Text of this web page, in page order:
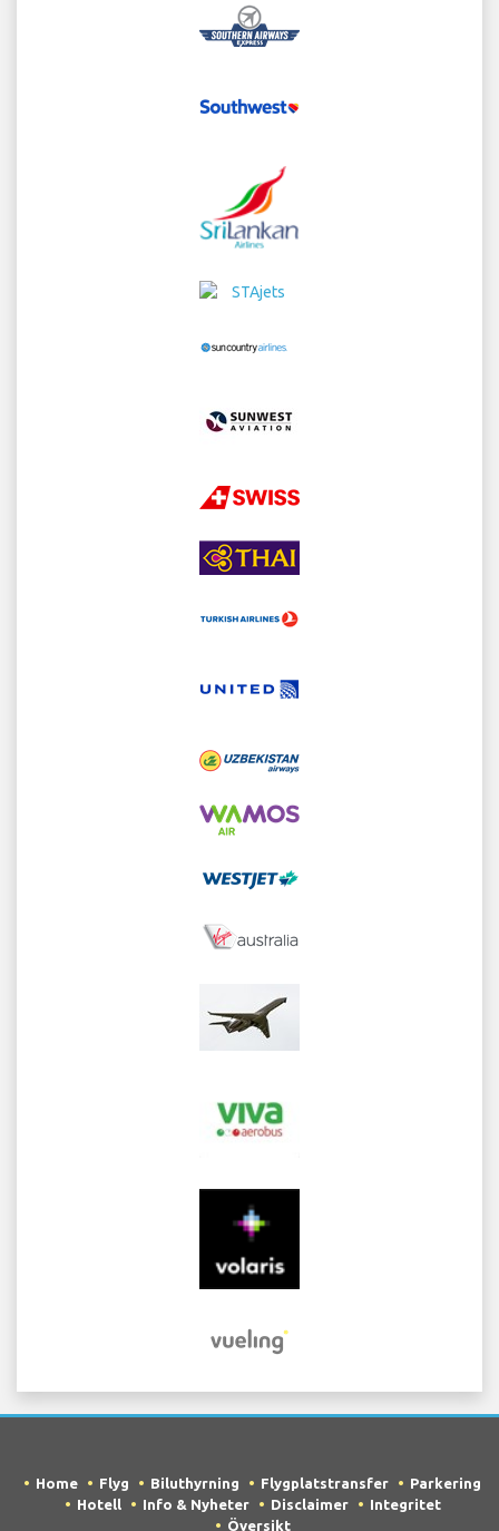
Home Flyg Biluthyrning Flygplatstransfer
Parkering
Hotell
Info & Nyheter Disclaimer
Integritet
Översikt